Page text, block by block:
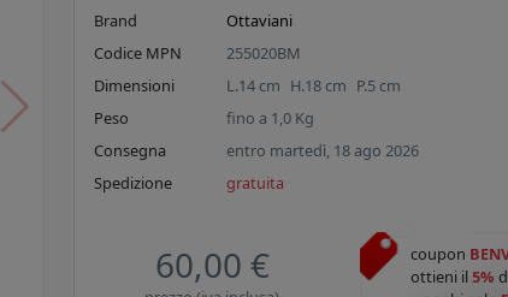
Brand
Ottaviani
Codice MPN
255020BM
Dimensioni
L.14 cm H.18 cm P.5 cm
Peso
fino a 1,0 Kg
Consegna
entro martedì, 18 ago 2026
Spedizione
gratuita
60,00 € coupon
ottieni il5%